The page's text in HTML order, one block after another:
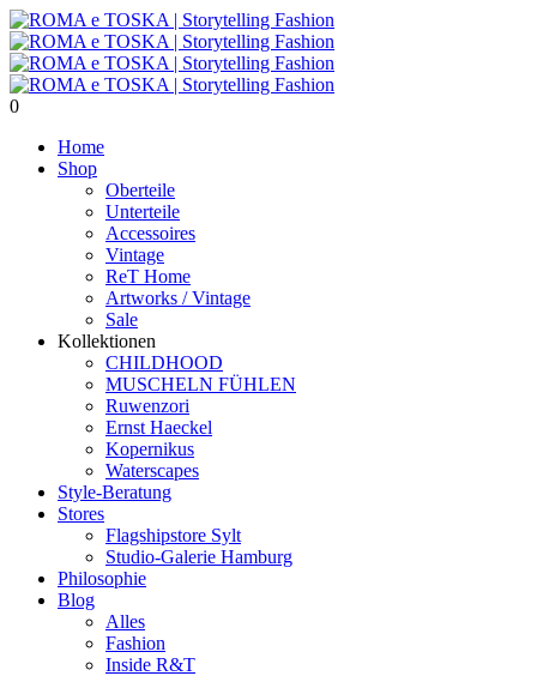
0
Home
Shop
Oberteile
Unterteile
Accessoires
Vintage
ReT Home
Artworks / Vintage
Sale
Kollektionen
CHILDHOOD
MUSCHELN FÜHLEN
Ruwenzori
Ernst Haeckel
Kopernikus
Waterscapes
Style-Beratung
Stores
Flagshipstore Sylt
Studio-Galerie Hamburg
Philosophie
Blog
Alles
Fashion
Inside R&T